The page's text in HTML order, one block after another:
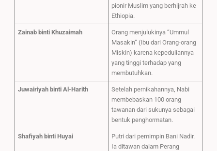
pionir Muslim yang berhijrah ke
Ethiopia.
Zainab binti Khuzaimah
Orang menjulukinya “Ummul
Masakin” (Ibu dari Orang-orang
Miskin) karena kepeduliannya
yang tinggi terhadap yang
membutuhkan.
Juwairiyah binti Al-Harith
Setelah pernikahannya, Nabi
membebaskan 100 orang
tawanan dari sukunya sebagai
bentuk penghormatan.
Shafiyah binti Huyai
Putri dari pemimpin Bani Nadir.
Ia ditawan dalam Perang